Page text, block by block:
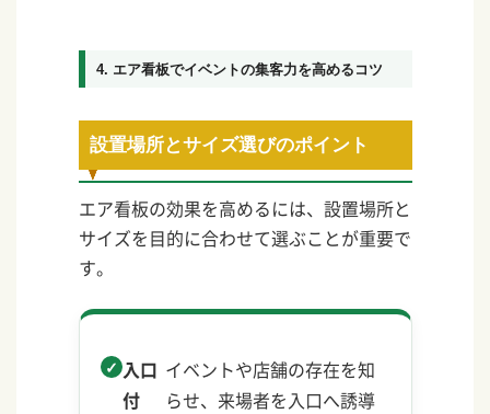
4. エア看板でイベントの集客力を高めるコツ
設置場所とサイズ選びのポイント
エア看板の効果を高めるには、設置場所と
サイズを目的に合わせて選ぶことが重要で
す。
入口
付
イベントや店舗の存在を知
らせ、来場者を入口へ誘導